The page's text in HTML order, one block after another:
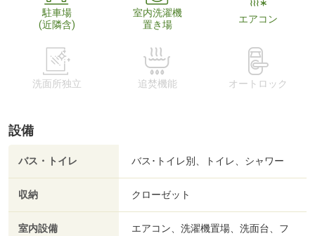
駐車場
(近隣含)
室内洗濯機
置き場
エアコン
洗面所独立 追焚機能 オートロック
設備
バス・トイレ バス･トイレ別、トイレ、シャワー
収納 クローゼット
室内設備
エアコン、洗濯機置場、洗面台、フ